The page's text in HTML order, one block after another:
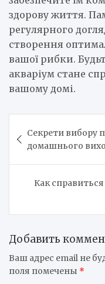
здорову життя.
регулярного
створення
вашої рибки.
акваріум стане
вашому домі.
по
записям
Секрети вибору
домашнього
Как
Добавить
Ваш адрес email не
поля помечены *